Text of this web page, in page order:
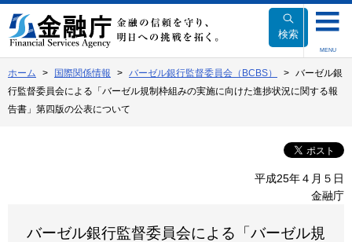
文
へ
動
検索
MENU
ホーム 国際関係情報 バーゼル銀行監督委員会（BCBS）
バーゼル銀
行監督委員会による「バーゼル規制枠組みの実施に向けた進捗状況に関する報
告書」第四版の公表について
平成25年４月５日
金融庁
バーゼル銀行監督委員会による「バーゼル規